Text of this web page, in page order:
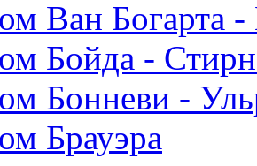
Ван Богарта
Бойда -
Бонневи -
Брауэра